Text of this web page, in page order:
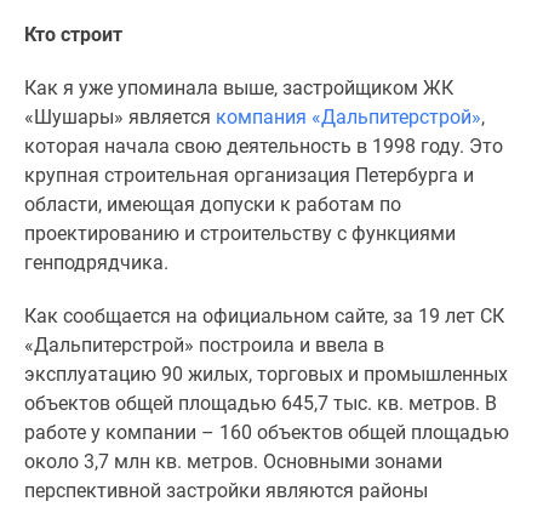
Кто строит
Как я уже упоминала выше, застройщиком ЖК
«Шушары» является компания «Дальпитерстрой»,
которая начала свою деятельность в 1998 году. Это
крупная строительная организация Петербурга и
области, имеющая допуски к работам по
проектированию и строительству с функциями
генподрядчика.
Как сообщается на официальном сайте, за 19 лет СК
«Дальпитерстрой» построила и ввела в
эксплуатацию 90 жилых, торговых и промышленных
объектов общей площадью 645,7 тыс. кв. метров. В
работе у компании – 160 объектов общей площадью
около 3,7 млн кв. метров. Основными зонами
перспективной застройки являются районы